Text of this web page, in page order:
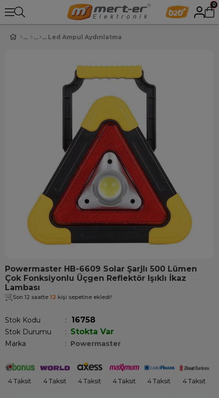
0
Led Ampul Aydınlatma
Powermaster HB-6609 Solar Şarjlı 500 Lümen
Çok Fonksiyonlu Üçgen Reflektör Işıklı İkaz
Lambası
Son 12 saatte 12 kişi sepetine ekledi!
Stok Kodu 16758
Stok Durumu : Stokta Var
Marka : Powermaster
4 Taksit 4 Taksit 4 Taksit 4 Taksit 4 Taksit 4 Taksit